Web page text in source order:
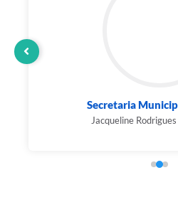
Secretaria
Jacqueline